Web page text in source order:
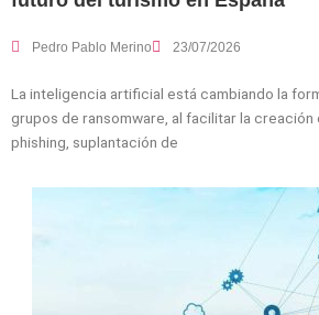
Pedro Pablo Merino 23/07/2026
La inteligencia artificial está cambiando la
grupos de ransomware, al facilitar la creación
phishing, suplantación de